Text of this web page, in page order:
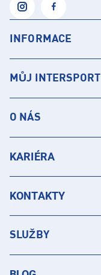
INFORMACE
MŮJ INTERSPORT
O NÁS
KARIÉRA
KONTAKTY
SLUŽBY